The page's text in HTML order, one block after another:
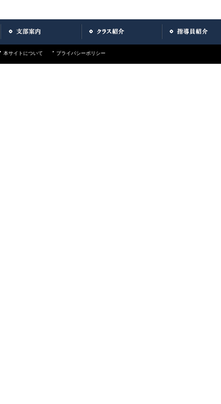
本サイトについて プライバシーポリシー